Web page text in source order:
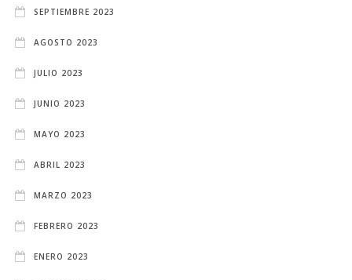
SEPTIEMBRE 2023
AGOSTO 2023
JULIO 2023
JUNIO 2023
MAYO 2023
ABRIL 2023
MARZO 2023
FEBRERO 2023
ENERO 2023